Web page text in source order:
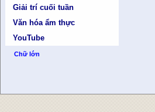
Giải trí cuối tuần
Văn hóa ẩm thực
YouTube
Chữ lớn